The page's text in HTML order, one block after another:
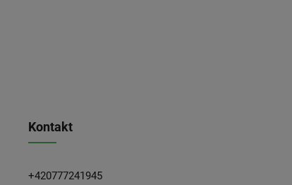
Kontakt
+420777241945